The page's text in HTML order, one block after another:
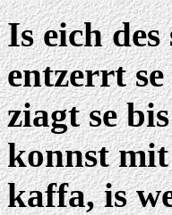
Is eich
entzerrt
ziagt se
konnst mit
kaffa, is